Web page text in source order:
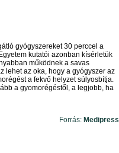
gyógyszereket 30 perccel a
kutatói azonban kísérletük
működnek a savas
lehet az oka, hogy a gyógyszer az
a fekvő helyzet súlyosbítja.
a gyomorégéstől, a legjobb, ha
Forrás: Medipress